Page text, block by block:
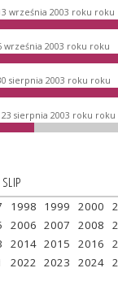
września 2003 roku roku
września 2003 roku roku
sierpnia 2003 roku roku
sierpnia 2003 roku roku
1998 1999 2000
2006 2007 2008
2014 2015 2016
2022 2023 2024